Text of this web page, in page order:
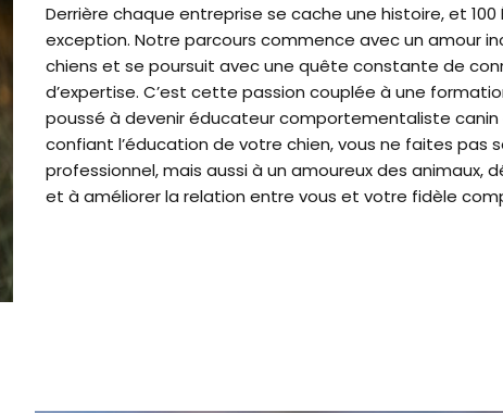
Derrière chaque entreprise se cache une histoire, et
exception. Notre parcours commence avec un amour
chiens et se poursuit avec une quête constante de
d’expertise. C’est cette passion couplée à une
poussé à devenir éducateur comportementaliste canin
confiant l’éducation de votre chien, vous ne faites pas
professionnel, mais aussi à un amoureux des animaux,
et à améliorer la relation entre vous et votre fidèle